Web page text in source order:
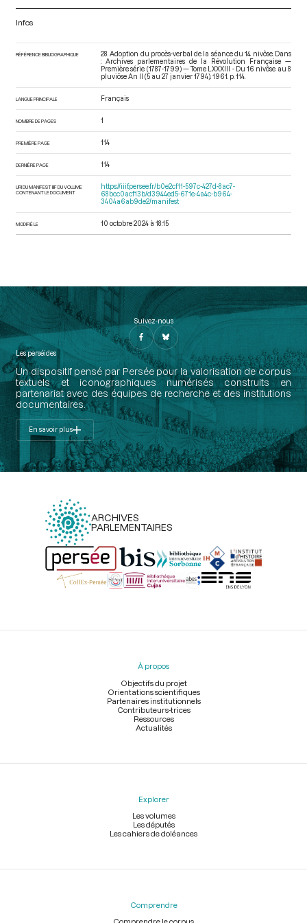
Infos
RÉFÉRENCE BIBLIOGRAPHIQUE
28. Adoption du procès-verbal de la séance du 14 nivôse. Dans
: Archives parlementaires de la Révolution Française —
Première série (1787-1799) — Tome LXXXIII - Du 16 nivôse au 8
pluviôse An II (5 au 27 janvier 1794) . 1961. p. 114.
LANGUE PRINCIPALE Français
NOMBRE DE PAGES 1
PREMIÈRE PAGE 114
DERNIÈRE PAGE 114
URI DU MANIFEST IIIF DU VOLUME
CONTENANT LE DOCUMENT
https://iiif.persee.fr/b0e2cf11-597c-427d-8ac7-
68bcc0acf13b/d3944ed5-671e-4a4c-b964-
3404a6ab9de2/manifest
MODIFIÉ LE 10 octobre 2024 à 18:15
Suivez-nous
Les perséides
Un dispositif pensé par Persée pour la valorisation de corpus
textuels et iconographiques numérisés construits en
partenariat avec des équipes de recherche et des institutions
documentaires.
En savoir plus
ARCHIVES
PARLEMENTAIRES
Menu
À propos
Objectifs du projet
Orientations scientifiques
Partenaires institutionnels
Contributeurs-trices
Ressources
Actualités
Explorer
Les volumes
Les députés
Les cahiers de doléances
Comprendre